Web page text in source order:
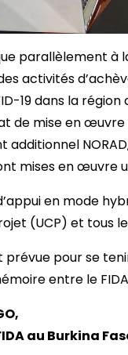
parallèlement à
activités
19 dans la région
de mise en
mises en œuvre
en mode
(UCP) et tous
prévue pour se
entre le
au Burkina